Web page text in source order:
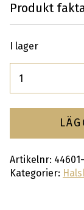
Produkt
I lager
Artikelnr:
Kategorier: